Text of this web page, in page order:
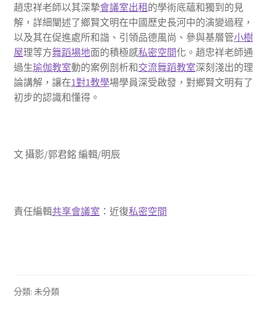
趙忠祥老師以其深摯會議室出租的學術底蘊和獨到的見
解，詳細闡述了鄉賢文明在中國歷史長河中的演變過程，
以及其在促進處所和諧、引領品德風尚、參與基層管小樹
屋理等方舞蹈場地面的積極感私密空間化。趙忠祥老師通
過生瑜伽教室動的案例剖析和交流舞蹈教室深刻淺出的理
論講解，讓在1對1教學場學員深受啟發，對鄉賢文明有了
初步的認識和懂得。
文 攝影/郭君銘 編輯/明辰
責任編輯共享會議室 ：近復私密空間
分類: 未分類